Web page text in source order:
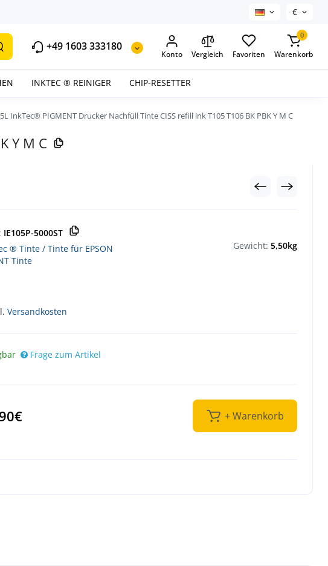
€
+49 1603 333180
Konto Vergleich Favoriten
0
Warenkorb
INKTEC ® REINIGER CHIP-RESETTER
5L InkTec® PIGMENT Drucker Nachfüll Tinte CISS refill ink T105 T106 BK PBK Y M C
Y M C
IE105P-5000ST
® Tinte / Tinte für EPSON
Tinte
Versandkosten
Gewicht: 5,50kg
Frage zum Artikel
+ Warenkorb